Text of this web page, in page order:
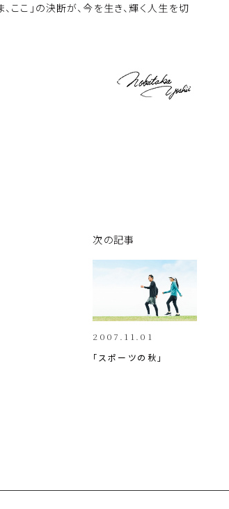
ここ」の決断が、今を生き、輝く人生を切
次の記事
2007.11.01
「スポーツの秋」